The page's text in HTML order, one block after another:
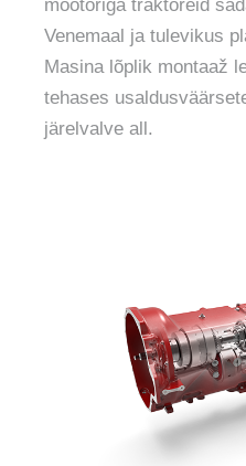
mootoriga traktoreid
Venemaal ja tulevikus
Masina lõplik montaaž
tehases
järelvalve all.